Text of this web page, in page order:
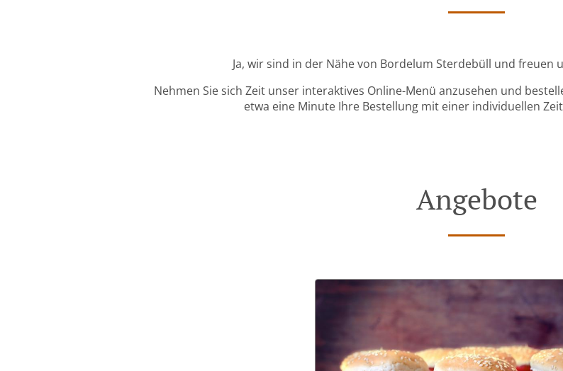
Ja, wir sind in der Nähe von Bordelum Sterdebüll und freuen
Nehmen Sie sich Zeit unser interaktives Online-Menü anzusehen und
etwa eine Minute Ihre Bestellung mit einer individuellen
Angebote